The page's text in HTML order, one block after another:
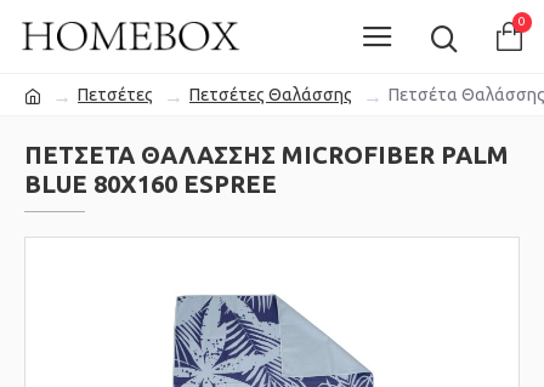
0
Πετσέτες Πετσέτες Θαλάσσης Πετσέτα
ΠΕΤΣΈΤΑ ΘΑΛΆΣΣΗΣ MICROFIBER PALM
BLUE 80X160 ESPREE